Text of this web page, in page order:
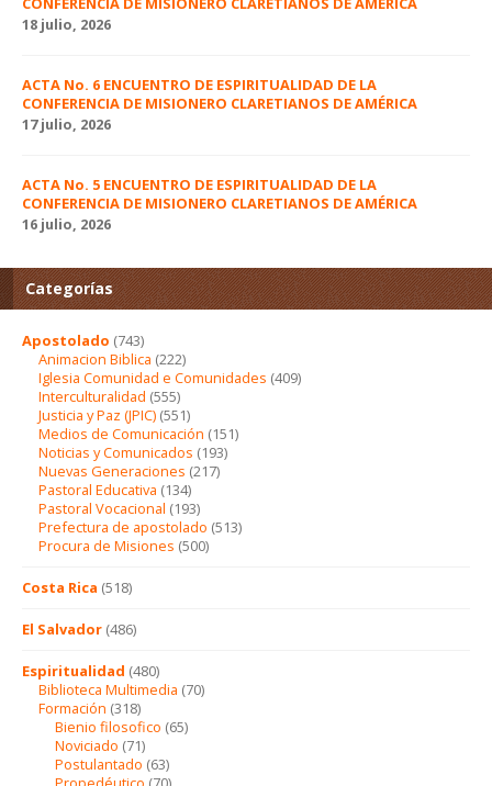
18 julio, 2026
ACTA No. 6 ENCUENTRO DE ESPIRITUALIDAD DE LA
CONFERENCIA DE MISIONERO CLARETIANOS DE AMÉRICA
17 julio, 2026
ACTA No. 5 ENCUENTRO DE ESPIRITUALIDAD DE LA
CONFERENCIA DE MISIONERO CLARETIANOS DE AMÉRICA
16 julio, 2026
Categorías
Apostolado (743)
Animacion Biblica (222)
Iglesia Comunidad e Comunidades (409)
Interculturalidad (555)
Justicia y Paz (JPIC) (551)
Medios de Comunicación (151)
Noticias y Comunicados (193)
Nuevas Generaciones (217)
Pastoral Educativa (134)
Pastoral Vocacional (193)
Prefectura de apostolado (513)
Procura de Misiones (500)
Costa Rica (518)
El Salvador (486)
Espiritualidad (480)
Biblioteca Multimedia (70)
Formación (318)
Bienio filosofico (65)
Noviciado (71)
Postulantado (63)